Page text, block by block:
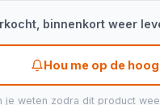
binnenkort weer
Hou me op de
je weten zodra dit product